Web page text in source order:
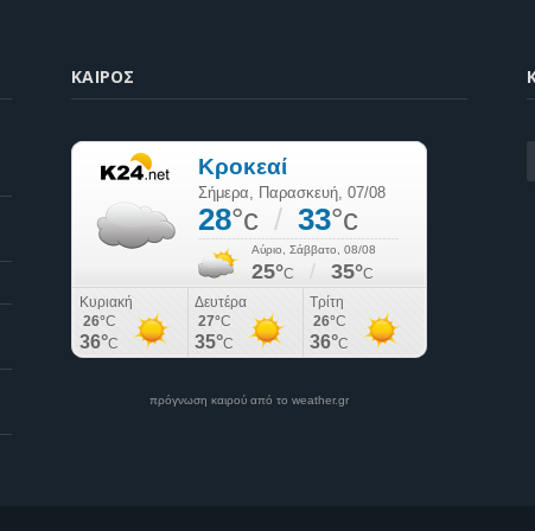
ΚΑΙΡΌΣ
πρόγνωση καιρού από το weather.gr